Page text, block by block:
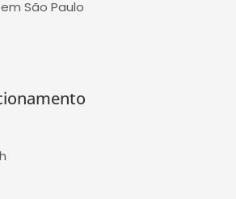
São Paulo